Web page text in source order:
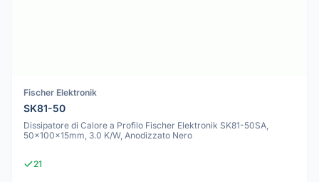
Fischer Elektronik
SK81-50
Dissipatore di Calore a Profilo Fischer Elektronik SK81-50SA,
50x100x15mm, 3.0 K/W, Anodizzato Nero
21